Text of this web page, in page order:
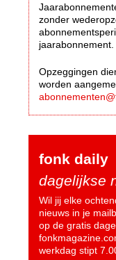
zonder
jaarabonnement.
Opzeggingen
worden
fonk daily
dagelijkse
Wil jij elke
nieuws in je
op de gratis
werkdag stipt